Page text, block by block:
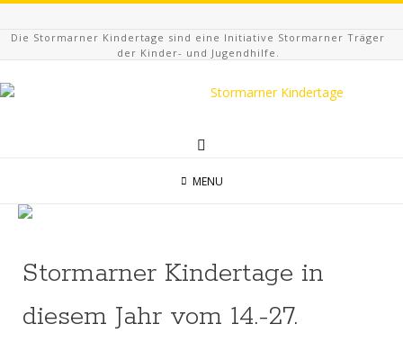
Die Stormarner Kindertage sind eine Initiative Stormarner Träger
der Kinder- und Jugendhilfe.
MENU
Stormarner Kindertage in
diesem Jahr vom 14.-27.